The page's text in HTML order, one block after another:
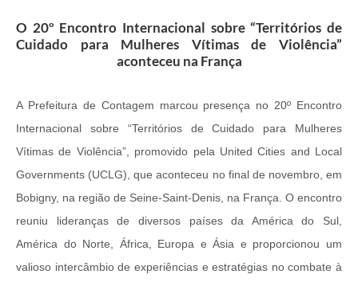
O 20º Encontro Internacional sobre “Territórios de
Cuidado para Mulheres Vítimas de Violência”
aconteceu na França
A Prefeitura de Contagem marcou presença no 20º Encontro
Internacional sobre “Territórios de Cuidado para Mulheres
Vítimas de Violência”, promovido pela United Cities and Local
Governments (UCLG), que aconteceu no final de novembro, em
Bobigny, na região de Seine-Saint-Denis, na França. O encontro
reuniu lideranças de diversos países da América do Sul,
América do Norte, África, Europa e Ásia e proporcionou um
valioso intercâmbio de experiências e estratégias no combate à